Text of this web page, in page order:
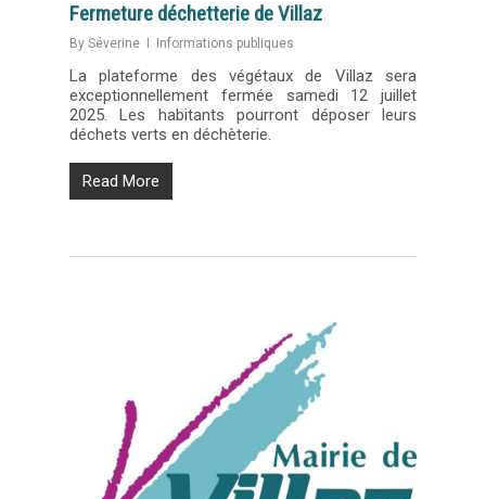
Fermeture déchetterie de Villaz
By Séverine Informations publiques
La plateforme des végétaux de Villaz sera
exceptionnellement fermée samedi 12 juillet
2025. Les habitants pourront déposer leurs
déchets verts en déchèterie.
Read More